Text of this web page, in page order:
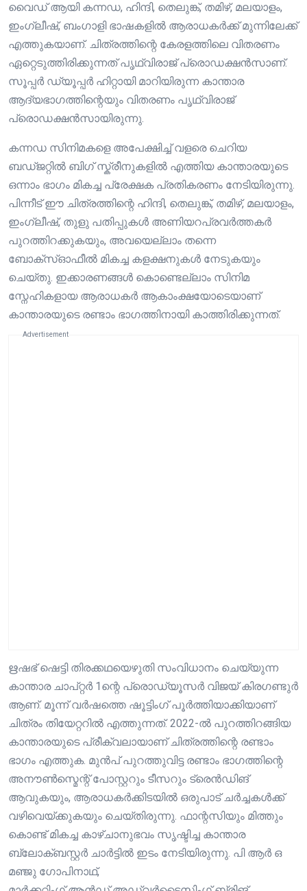
വൈഡ് ആയി കന്നഡ, ഹിന്ദി, തെലുങ്ക്, തമിഴ്, മലയാളം,
ഇംഗ്ലീഷ്, ബംഗാളി ഭാഷകളിൽ ആരാധകർക്ക് മുന്നിലേക്ക്
എത്തുകയാണ്. ചിത്രത്തിന്റെ കേരളത്തിലെ വിതരണം
ഏറ്റെടുത്തിരിക്കുന്നത് പൃഥ്വിരാജ് പ്രൊഡക്ഷൻസാണ്.
സൂപ്പർ ഡ്യൂപ്പർ ഹിറ്റായി മാറിയിരുന്ന കാന്താര
ആദ്യഭാഗത്തിന്റെയും വിതരണം പൃഥ്വിരാജ്
പ്രൊഡക്ഷൻസായിരുന്നു.
കന്നഡ സിനിമകളെ അപേക്ഷിച്ച് വളരെ ചെറിയ
ബഡ്ജറ്റിൽ ബിഗ് സ്ക്രീനുകളിൽ എത്തിയ കാന്താരയുടെ
ഒന്നാം ഭാഗം മികച്ച പ്രേക്ഷക പ്രതികരണം നേടിയിരുന്നു.
പിന്നീട് ഈ ചിത്രത്തിന്റെ ഹിന്ദി, തെലുങ്ക്, തമിഴ്, മലയാളം,
ഇംഗ്ലീഷ്, തുളു പതിപ്പുകൾ അണിയറപ്രവർത്തകർ
പുറത്തിറക്കുകയും, അവയെല്ലാം തന്നെ
ബോക്സ്ഓഫീൽ മികച്ച കളക്ഷനുകൾ നേടുകയും
ചെയ്തു. ഇക്കാരണങ്ങൾ കൊണ്ടെല്ലാം സിനിമ
സ്നേഹികളായ ആരാധകർ ആകാംക്ഷയോടെയാണ്
കാന്താരയുടെ രണ്ടാം ഭാഗത്തിനായി കാത്തിരിക്കുന്നത്.
Advertisement
ഋഷഭ് ഷെട്ടി തിരക്കഥയെഴുതി സംവിധാനം ചെയ്യുന്ന
കാന്താര ചാപ്റ്റർ 1ന്റെ പ്രൊഡ്യൂസർ വിജയ് കിരഗണ്ടുർ
ആണ്. മൂന്ന് വർഷത്തെ ഷൂട്ടിംഗ് പൂർത്തിയാക്കിയാണ്
ചിത്രം തിയേറ്ററിൽ എത്തുന്നത്. 2022-ൽ പുറത്തിറങ്ങിയ
കാന്താരയുടെ പ്രീക്വലായാണ് ചിത്രത്തിന്റെ രണ്ടാം
ഭാഗം എത്തുക. മുൻപ് പുറത്തുവിട്ട രണ്ടാം ഭാഗത്തിന്റെ
അനൗൺസ്മെന്റ് പോസ്റ്ററും ടീസറും ട്രെൻഡിങ്
ആവുകയും, ആരാധകർക്കിടയിൽ ഒരുപാട് ചർച്ചകൾക്ക്
വഴിവെയ്ക്കുകയും ചെയ്തിരുന്നു. ഫാന്റസിയും മിത്തും
കൊണ്ട് മികച്ച കാഴ്ചാനുഭവം സൃഷ്ടിച്ച കാന്താര
ബ്ലോക്ബസ്റ്റർ ചാർട്ടിൽ ഇടം നേടിയിരുന്നു. പി ആർ ഒ
മഞ്ജു ഗോപിനാഥ്,